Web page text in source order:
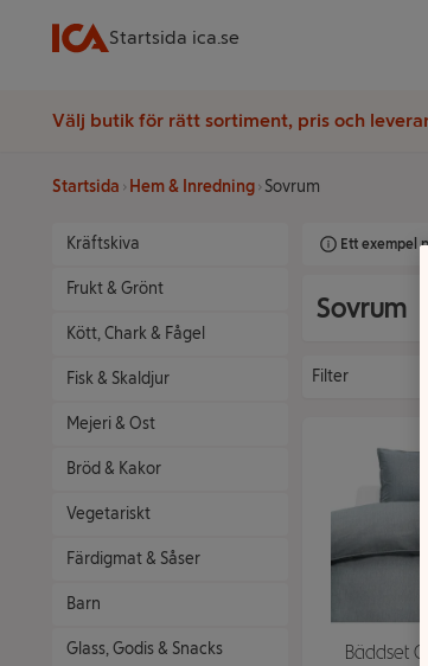
Startsida ica.se
Välj butik för rätt sortiment, pris och
Startsida Hem & Inredning Sovrum
Kräftskiva
Frukt & Grönt
Kött, Chark & Fågel
Fisk & Skaldjur
Mejeri & Ost
Bröd & Kakor
Vegetariskt
Färdigmat & Såser
Barn
Glass, Godis & Snacks
Ett exempel
Sovrum
Filter
Bäddset